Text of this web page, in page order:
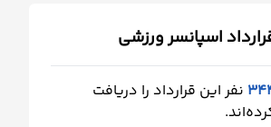
اسپانسر ورزشی
نفر این قرارداد را دریافت